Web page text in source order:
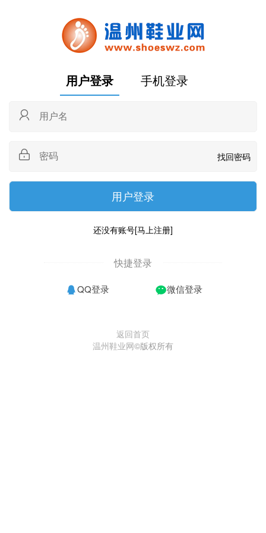
用户登录 手机登录
找回密码
还没有账号[马上注册]
快捷登录
QQ登录 微信登录
返回首页
温州鞋业网©版权所有